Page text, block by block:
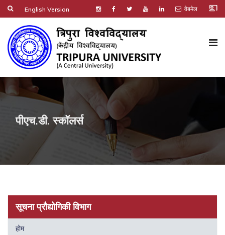
English Version वेबमेल co_present
पीएच.डी. स्कॉलर्स
सूचना प्रौद्योगिकी विभाग
होम